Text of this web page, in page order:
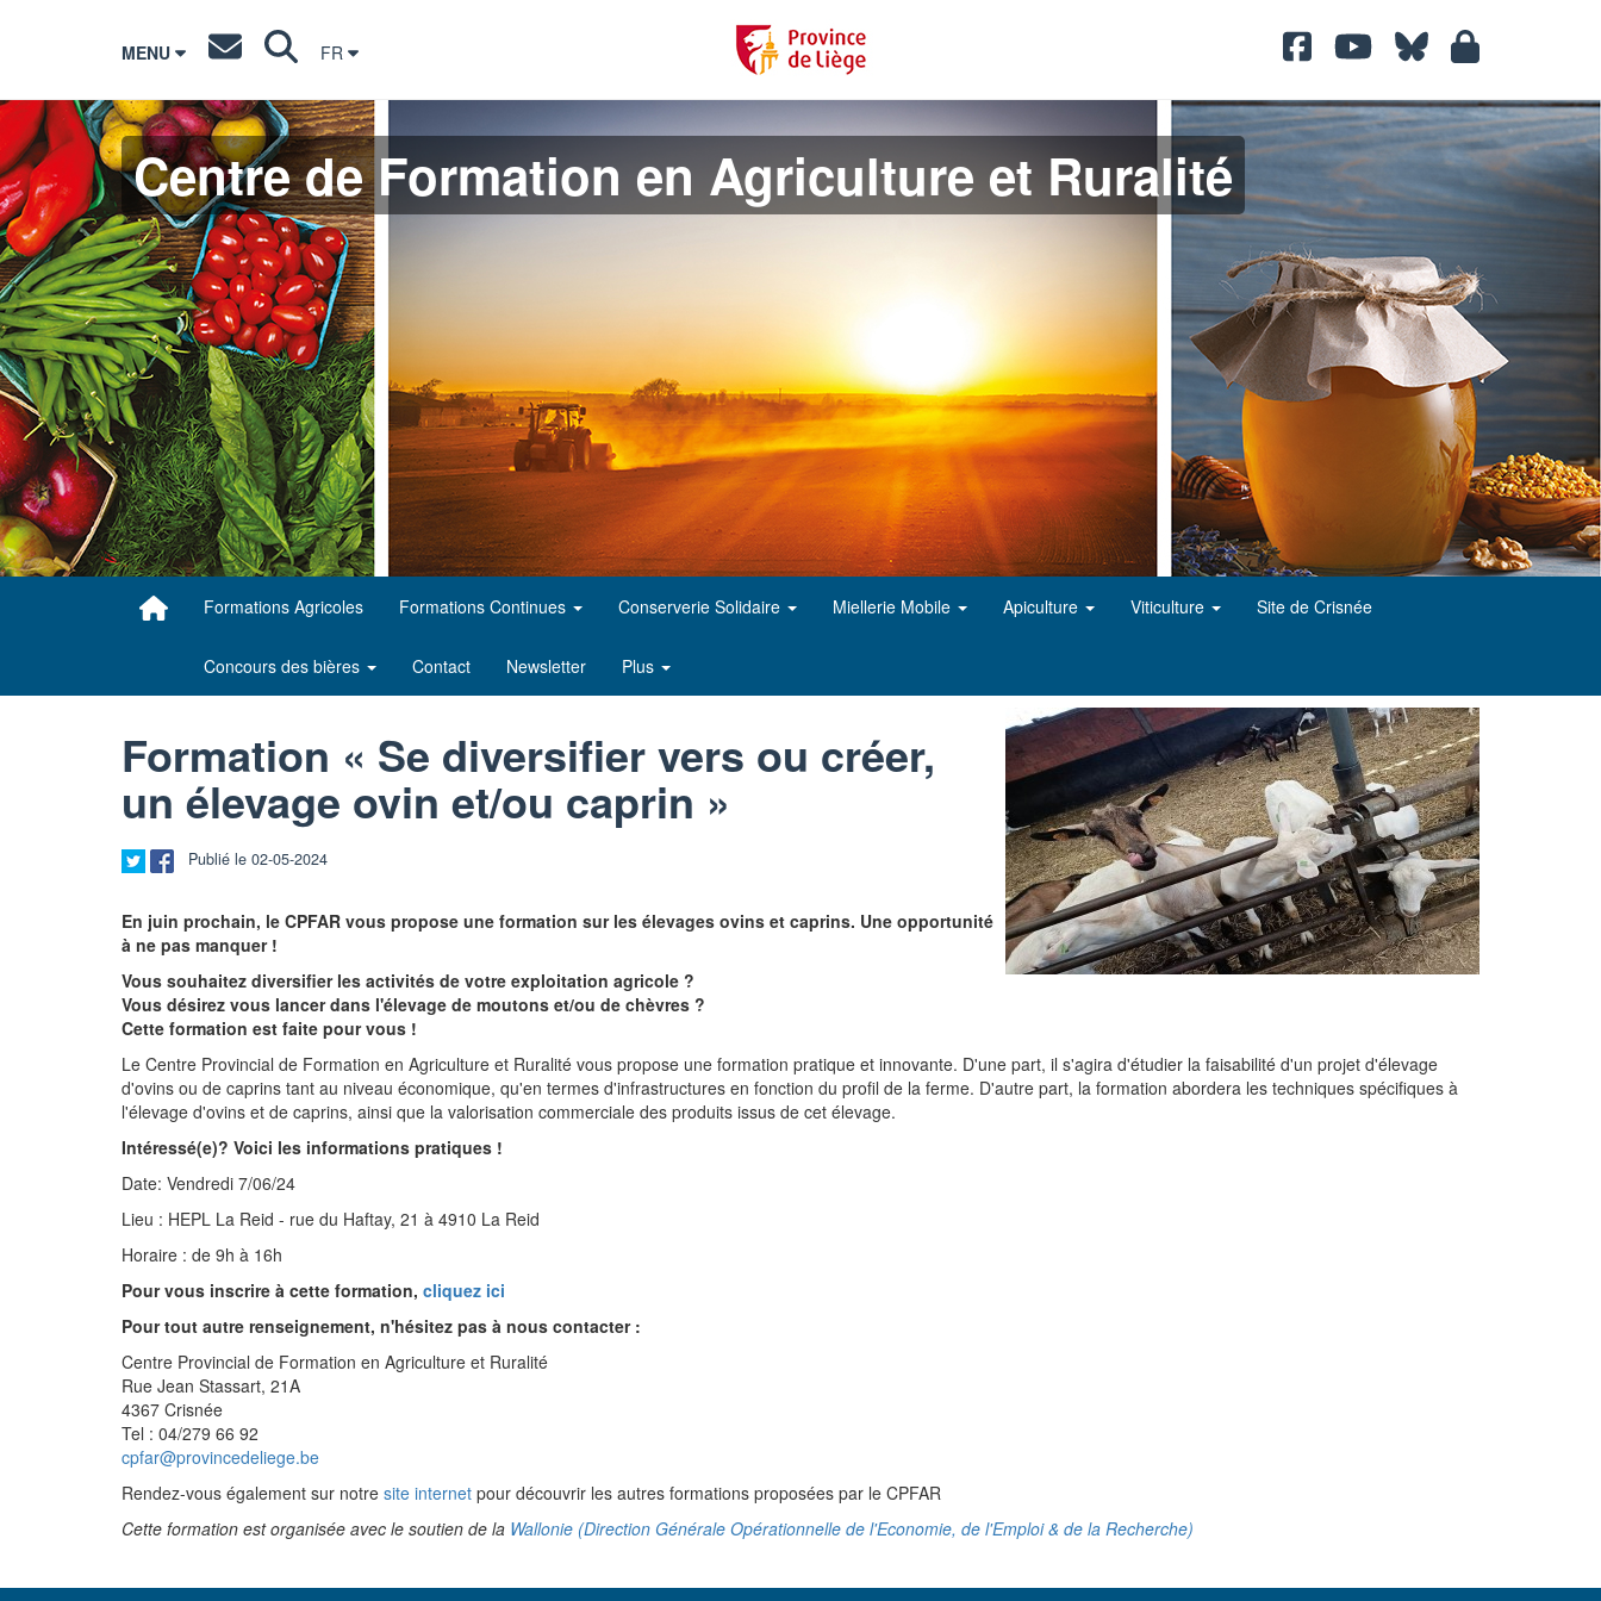
MENU FR
Centre de Formation en Agriculture et Ruralité
Formations Agricoles Formations Continues Conserverie Solidaire Miellerie Mobile Apiculture Viticulture Site de Crisnée
Concours des bières Contact Newsletter Plus
Formation « Se diversifier vers ou créer,
un élevage ovin et/ou caprin »
Publié le 02-05-2024
En juin prochain, le CPFAR vous propose une formation sur les élevages ovins et caprins. Une opportunité
à ne pas manquer !
Vous souhaitez diversifier les activités de votre exploitation agricole ?
Vous désirez vous lancer dans l'élevage de moutons et/ou de chèvres ?
Cette formation est faite pour vous !
Le Centre Provincial de Formation en Agriculture et Ruralité vous propose une formation pratique et innovante. D'une part, il s'agira d'étudier la faisabilité d'un projet d'élevage
d'ovins ou de caprins tant au niveau économique, qu'en termes d'infrastructures en fonction du profil de la ferme. D'autre part, la formation abordera les techniques spécifiques à
l'élevage d'ovins et de caprins, ainsi que la valorisation commerciale des produits issus de cet élevage.
Intéressé(e)? Voici les informations pratiques !
Date: Vendredi 7/06/24
Lieu : HEPL La Reid - rue du Haftay, 21 à 4910 La Reid
Horaire : de 9h à 16h
Pour vous inscrire à cette formation, cliquez ici
Pour tout autre renseignement, n'hésitez pas à nous contacter :
Centre Provincial de Formation en Agriculture et Ruralité
Rue Jean Stassart, 21A
4367 Crisnée
Tel : 04/279 66 92
cpfar@provincedeliege.be
Rendez-vous également sur notre site internet pour découvrir les autres formations proposées par le CPFAR
Cette formation est organisée avec le soutien de la Wallonie (Direction Générale Opérationnelle de l'Economie, de l'Emploi & de la Recherche)